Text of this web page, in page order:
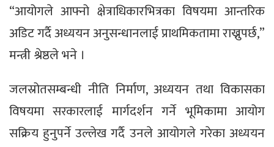
“आयोगले आफ्नो क्षेत्राधिकारभित्रका विषयमा आन्तरिक
अडिट गर्दै अध्ययन अनुसन्धानलाई प्राथमिकतामा राख्नुपर्छ,”
मन्त्री श्रेष्ठले भने ।
जलस्रोतसम्बन्धी नीति निर्माण, अध्ययन तथा विकासका
विषयमा सरकारलाई मार्गदर्शन गर्ने भूमिकामा आयोग
सक्रिय हुनुपर्ने उल्लेख गर्दै उनले आयोगले गरेका अध्ययन